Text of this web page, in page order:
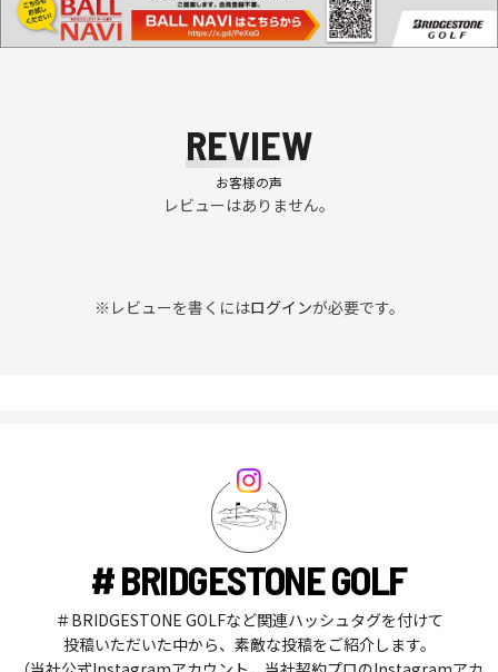
REVIEW
お客様の声
レビューはありません。
※レビューを書くにはログインが必要です。
# BRIDGESTONE GOLF
＃BRIDGESTONE GOLFなど関連ハッシュタグを付けて
投稿いただいた中から、素敵な投稿をご紹介します。